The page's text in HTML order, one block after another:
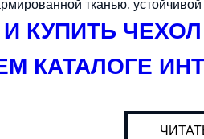
тканью,
КУПИТЬ
КАТАЛОГЕ